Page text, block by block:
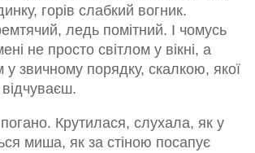
горів слабкий вогник.
ледь помітний. І чомусь
не просто світлом у вікні, а
у звичному порядку, скалкою, якої
Крутилася, слухала, як у
миша, як за стіною посапує